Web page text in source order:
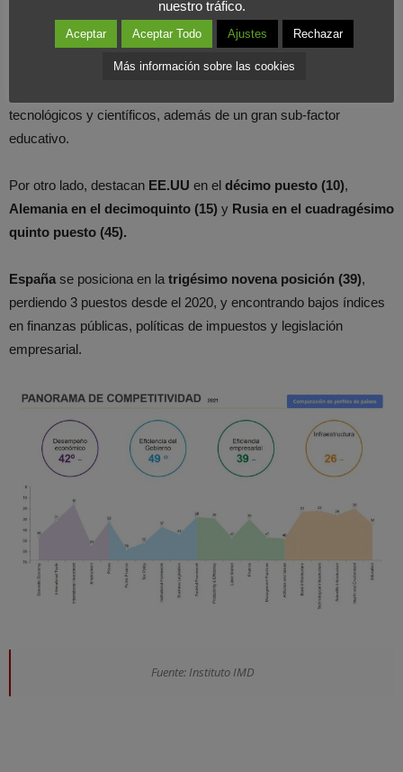
económico, donde sus precios es el mayor hándicap.
Suecia, Dinamarca, Países Bajos y Singapur
tecnológicos y científicos, además de un gran sub-factor
educativo.
Por otro lado, destacan EE.UU en el décimo puesto (10),
Alemania en el decimoquinto (15) y Rusia en el cuadragésimo
quinto puesto (45).
España se posiciona en la trigésimo novena posición (39),
perdiendo 3 puestos desde el 2020, y encontrando bajos índices
en finanzas públicas, políticas de impuestos y legislación
empresarial.
Fuente: Instituto IMD
nuestro tráfico.
Aceptar Aceptar Todo Ajustes Rechazar
Más información sobre las cookies